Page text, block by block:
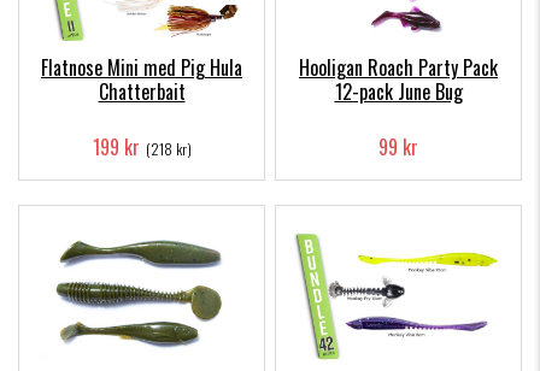
Flatnose Mini med Pig Hula
Chatterbait
199 kr (218 kr)
Hooligan Roach Party Pack
12-pack June Bug
99 kr